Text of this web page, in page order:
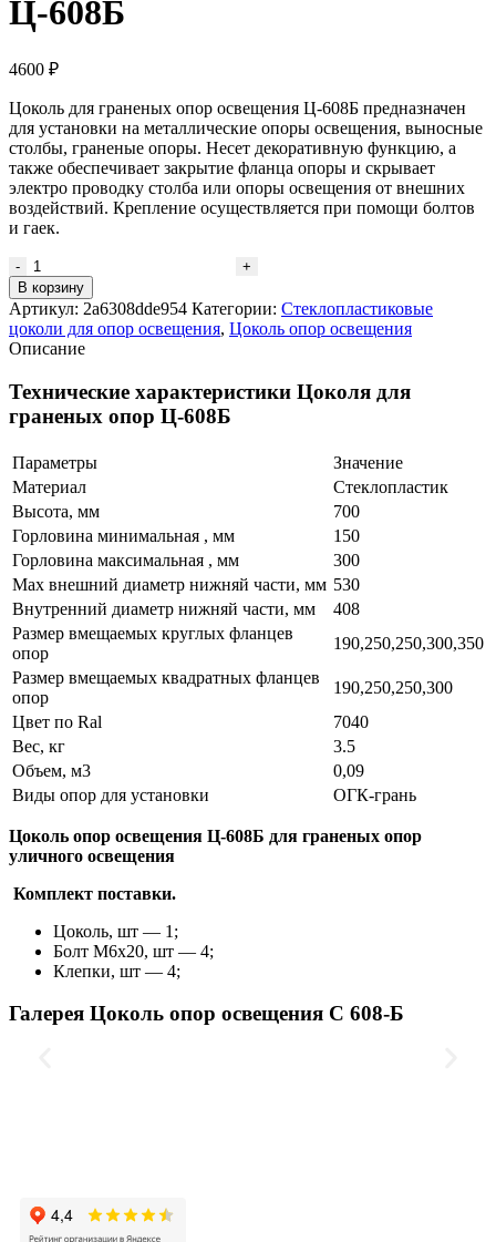
Ц-608Б
4600 ₽
Цоколь для граненых опор освещения Ц-608Б предназначен
для установки на металлические опоры освещения, выносные
столбы, граненые опоры. Несет декоративную функцию, а
также обеспечивает закрытие фланца опоры и скрывает
электро проводку столба или опоры освещения от внешних
воздействий. Крепление осуществляется при помощи болтов
и гаек.
В корзину
Артикул: 2a6308dde954 Категории: Стеклопластиковые
цоколи для опор освещения, Цоколь опор освещения
Описание
Технические характеристики Цоколя для
граненых опор Ц-608Б
Параметры
Значение
Материал
Стеклопластик
Высота, мм
700
Горловина минимальная , мм
150
Горловина максимальная , мм
300
Мах внешний диаметр нижняй части, мм 530
Внутренний диаметр нижняй части, мм
408
Размер вмещаемых круглых фланцев
опор
190,250,250,300,350
Размер вмещаемых квадратных фланцев
опор
190,250,250,300
Цвет по Ral
7040
Вес, кг
3.5
Объем, м3
0,09
Виды опор для установки
ОГК-грань
Цоколь опор освещения Ц-608Б для граненых опор
уличного освещения
Комплект поставки.
Цоколь, шт — 1;
Болт M6x20, шт — 4;
Клепки, шт — 4;
Галерея Цоколь опор освещения С 608-Б